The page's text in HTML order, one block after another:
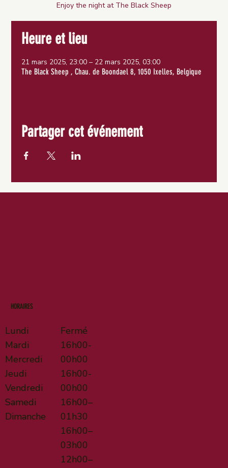
Enjoy the night at The Black Sheep
Heure et lieu
21 mars 2025, 23:00 – 22 mars 2025, 03:00
The Black Sheep , Chau. de Boondael 8, 1050 Ixelles, Belgique
Partager cet événement
Lundi
Mardi
Mercredi
Jeudi
Vendredi
Samedi
Dimanche
HORAIRES
Fermé
16h00-
00h00
16h00-
00h00
16h00–
01h30
16h00–
03h00
12h00–